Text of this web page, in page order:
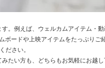
。例えば、ウェルカムアイテム・動
ードや上映アイテムをたっぷりご
ださい。
たい方も、どちらもお気軽にお